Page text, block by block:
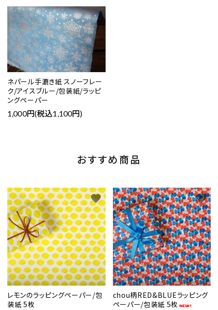
ネパール手漉き紙 スノーフレー
ク/アイスブルー/包装紙/ラッピ
ングペーパー
1,000円(税込1,100円)
おすすめ商品
レモンのラッピングペーパー/包
装紙 5枚
favorite
chou柄RED&BLUEラッピング
ペーパー/包装紙 5枚
favorite